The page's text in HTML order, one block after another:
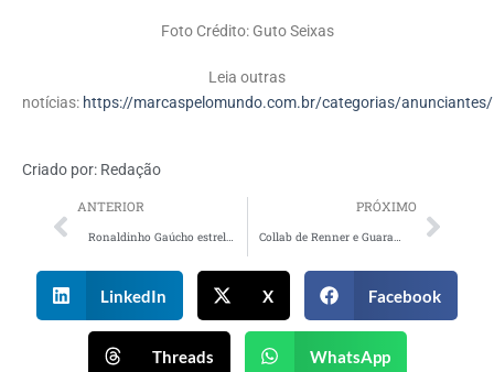
Foto Crédito: Guto Seixas
Leia outras
notícias: https://marcaspelomundo.com.br/categorias/anunciantes/
Criado por: Redação
ANTERIOR
Ronaldinho Gaúcho estrela campanha da Maturatta
PRÓXIMO
Collab de Renner e Guaraná Antarctica ganha experiência de personalização em São Paulo
LinkedIn X Facebook
Threads WhatsApp